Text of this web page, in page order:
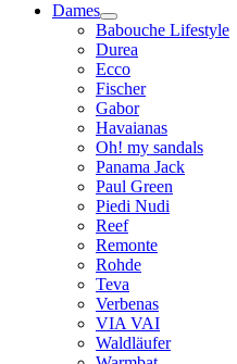
Dames
Babouche Lifestyle
Durea
Ecco
Fischer
Gabor
Havaianas
Oh! my sandals
Panama Jack
Paul Green
Piedi Nudi
Reef
Remonte
Rohde
Teva
Verbenas
VIA VAI
Waldläufer